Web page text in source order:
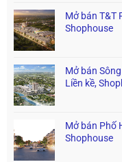
Mở bán T&T
Shophouse
Mở bán
Liền kề,
Mở bán Phố
Shophouse